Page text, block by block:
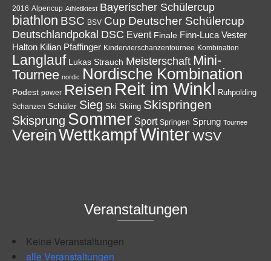
2016 Alpencup Athletiktest Bayerischer Schülercup
biathlon BSC BSV Cup Deutscher Schülercup
Deutschlandpokal DSC Event Finale Finn-Luca Vester
Halton Kilian Pfaffinger Kindervierschanzentournee Kombination
Langlauf Lukas Strauch Meisterschaft Mini-
Tournee nordic Nordische Kombination
Podest power Reisen Reit im Winkl Ruhpolding
Schanzen Schüler Sieg Ski Skiing Skispringen
Skisprung Sommer Sport Springen Sprung Tournee
VereinWettkampfWinterWSV
Veranstaltungen
Keine Veranstaltungen
alle Veranstaltungen